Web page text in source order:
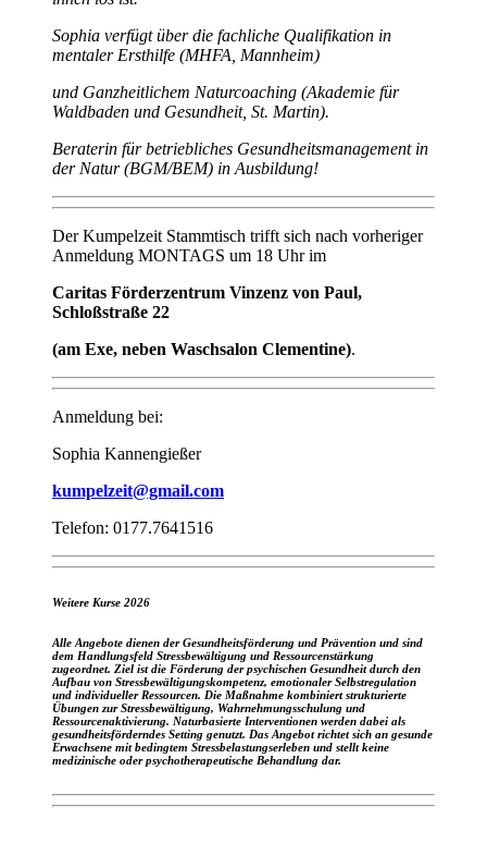
Sophia verfügt über die fachliche Qualifikation in
mentaler Ersthilfe (MHFA, Mannheim)
und Ganzheitlichem Naturcoaching (Akademie für
Waldbaden und Gesundheit, St. Martin).
Beraterin für betriebliches Gesundheitsmanagement in
der Natur (BGM/BEM) in Ausbildung!
Der Kumpelzeit Stammtisch trifft sich nach vorheriger
Anmeldung MONTAGS um 18 Uhr im
Caritas Förderzentrum Vinzenz von Paul,
Schloßstraße 22
(am Exe, neben Waschsalon Clementine).
Anmeldung bei:
Sophia Kannengießer
kumpelzeit@gmail.com
Telefon: 0177.7641516
Weitere Kurse 2026
Alle Angebote dienen der Gesundheitsförderung und Prävention und sind
dem Handlungsfeld Stressbewältigung und Ressourcenstärkung
zugeordnet. Ziel ist die Förderung der psychischen Gesundheit durch den
Aufbau von Stressbewältigungskompetenz, emotionaler Selbstregulation
und individueller Ressourcen. Die Maßnahme kombiniert strukturierte
Übungen zur Stressbewältigung, Wahrnehmungsschulung und
Ressourcenaktivierung. Naturbasierte Interventionen werden dabei als
gesundheitsförderndes Setting genutzt. Das Angebot richtet sich an gesunde
Erwachsene mit bedingtem Stressbelastungserleben und stellt keine
medizinische oder psychotherapeutische Behandlung dar.